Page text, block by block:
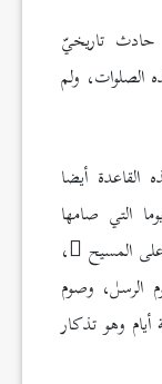
تاريخيّ
الصلوات، ولم
أيضا
التي صامها
المسيح ،
الرسل، وصوم
وهو تذكار